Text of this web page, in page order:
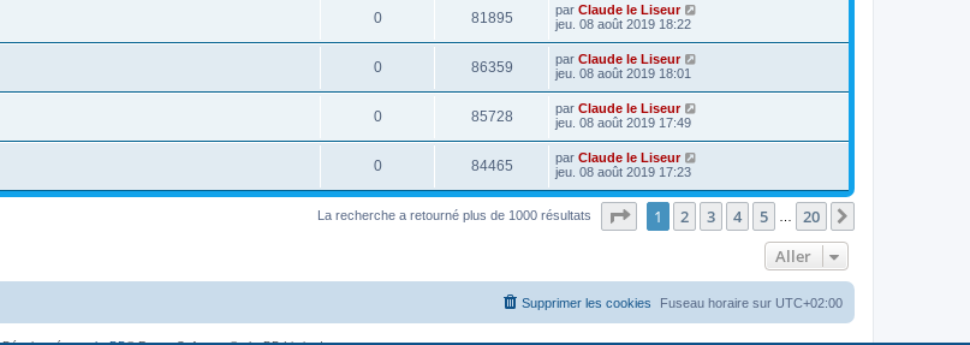
0 81895 par Claude le Liseur
jeu. 08 août 2019 18:22
0 86359 par Claude le Liseur
jeu. 08 août 2019 18:01
0 85728 par Claude le Liseur
jeu. 08 août 2019 17:49
0 84465 par Claude le Liseur
jeu. 08 août 2019 17:23
La recherche a retourné plus de 1000 résultats Page sur20
1 2 3 4 5 20
Aller
Fuseau horaire sur UTC+02:00
Supprimer les cookies